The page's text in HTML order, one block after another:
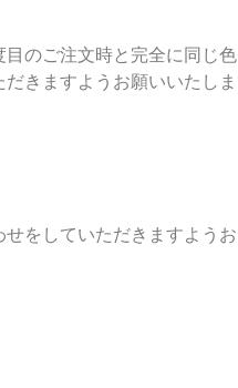
のご注文時と完全に同じ色
きますようお願いいたしま
をしていただきますようお